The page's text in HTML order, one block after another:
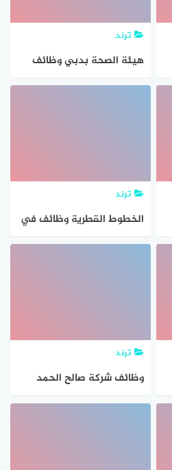
ترند
هيئة الصحة بدبي وظائف
شاغرة للمواطنين والاجانب
ترند
الخطوط القطرية وظائف في
قطر للمواطنين والاجانب
ترند
وظائف شركة صالح الحمد
المانع قطر للمواطنين